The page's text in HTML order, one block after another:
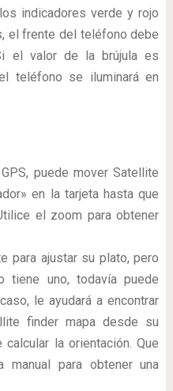
indicadores verde y rojo
el frente del teléfono debe
el valor de la brújula es
teléfono se iluminará en
puede mover Satellite
en la tarjeta hasta que
el zoom para obtener
para ajustar su plato, pero
tiene uno, todavía puede
le ayudará a encontrar
finder mapa desde su
la orientación. Que
manual para obtener una